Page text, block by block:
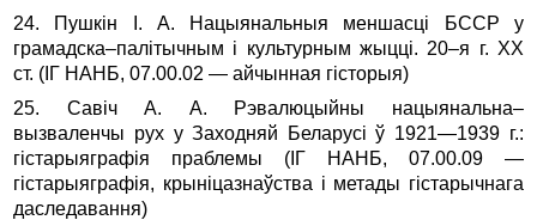
24. Пушкін І. А. Нацыянальныя меншасці БССР у
грамад­ска–палітычным і культурным жыцці. 20–я г. ХХ
ст. (ІГ НАНБ, 07.00.02 — айчынная гісторыя)
25. Савіч А. А. Рэвалюцыйны нацыянальна–
вызваленчы рух у Заходняй Беларусі ў 1921—1939 г.:
гістарыяграфія праблемы (ІГ НАНБ, 07.00.09 —
гістарыяграфія, крыніцазнаўства і метады гістарычнага
даследавання)